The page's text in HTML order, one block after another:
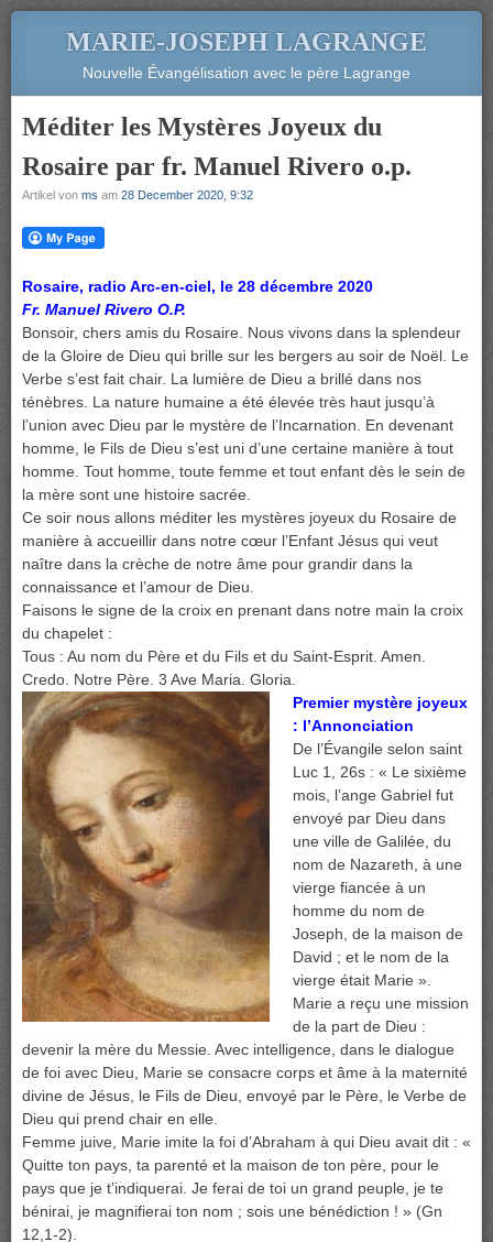
MARIE-JOSEPH LAGRANGE
Nouvelle Évangélisation avec le père Lagrange
Méditer les Mystères Joyeux du
Rosaire par fr. Manuel Rivero o.p.
Artikel von ms am 28 December 2020, 9:32
Rosaire, radio Arc-en-ciel, le 28 décembre 2020
Fr. Manuel Rivero O.P.
Bonsoir, chers amis du Rosaire. Nous vivons dans la splendeur
de la Gloire de Dieu qui brille sur les bergers au soir de Noël. Le
Verbe s’est fait chair. La lumière de Dieu a brillé dans nos
ténèbres. La nature humaine a été élevée très haut jusqu’à
l’union avec Dieu par le mystère de l’Incarnation. En devenant
homme, le Fils de Dieu s’est uni d’une certaine manière à tout
homme. Tout homme, toute femme et tout enfant dès le sein de
la mère sont une histoire sacrée.
Ce soir nous allons méditer les mystères joyeux du Rosaire de
manière à accueillir dans notre cœur l’Enfant Jésus qui veut
naître dans la crèche de notre âme pour grandir dans la
connaissance et l’amour de Dieu.
Faisons le signe de la croix en prenant dans notre main la croix
du chapelet :
Tous : Au nom du Père et du Fils et du Saint-Esprit. Amen.
Credo. Notre Père. 3 Ave Maria. Gloria.
Premier mystère joyeux
: l’Annonciation
De l’Évangile selon saint
Luc 1, 26s : « Le sixième
mois, l’ange Gabriel fut
envoyé par Dieu dans
une ville de Galilée, du
nom de Nazareth, à une
vierge fiancée à un
homme du nom de
Joseph, de la maison de
David ; et le nom de la
vierge était Marie ».
Marie a reçu une mission
de la part de Dieu :
devenir la mère du Messie. Avec intelligence, dans le dialogue
de foi avec Dieu, Marie se consacre corps et âme à la maternité
divine de Jésus, le Fils de Dieu, envoyé par le Père, le Verbe de
Dieu qui prend chair en elle.
Femme juive, Marie imite la foi d’Abraham à qui Dieu avait dit : «
Quitte ton pays, ta parenté et la maison de ton père, pour le
pays que je t’indiquerai. Je ferai de toi un grand peuple, je te
bénirai, je magnifierai ton nom ; sois une bénédiction ! » (Gn
12,1-2).